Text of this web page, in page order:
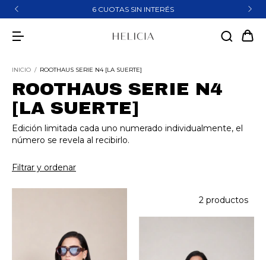
6 CUOTAS SIN INTERÉS
INICIO / ROOTHAUS SERIE N4 [LA SUERTE]
ROOTHAUS SERIE N4
[LA SUERTE]
Edición limitada cada uno numerado individualmente, el
número se revela al recibirlo.
Filtrar y ordenar
2 productos